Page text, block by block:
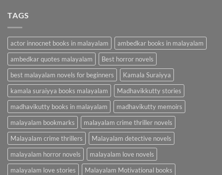
TAGS
actor innocnet books in malayalam
ambedkar books in malayalam
ambedkar quotes malayalam
Best horror novels
best malayalam novels for beginners
Kamala Suraiyya
kamala suraiyya books malayalam
Madhavikkutty stories
madhavikutty books in malayalam
madhavikutty memoirs
malayalam bookmarks
malayalam crime thriller novels
Malayalam crime thrillers
Malayalam detective novels
malayalam horror novels
malayalam love novels
malayalam love stories
Malayalam Motivational books